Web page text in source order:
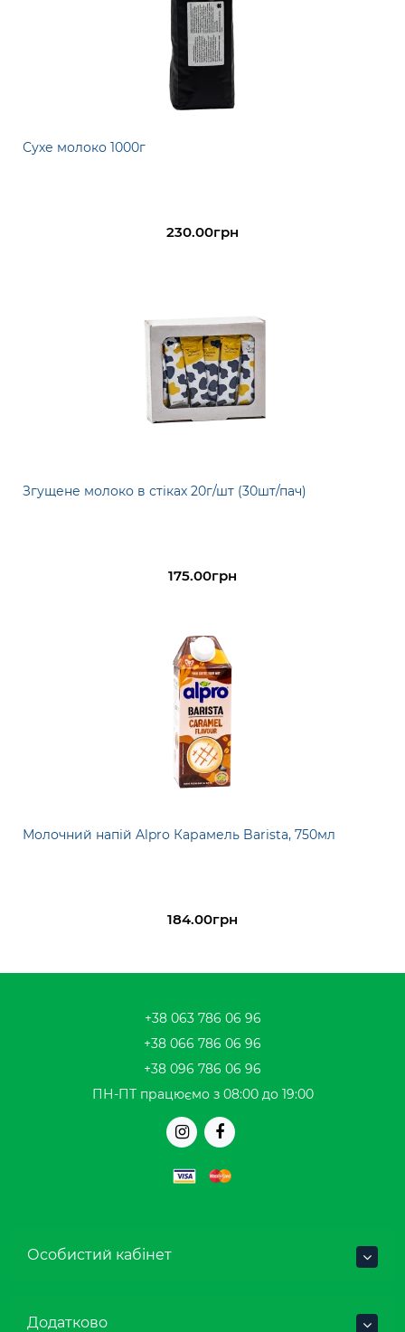
Сухе молоко 1000г
230.00грн
Згущене молоко в стіках 20г/шт (30шт/пач)
175.00грн
Молочний напій Alpro Карамель Barista, 750мл
184.00грн
+38 063 786 06 96
+38 066 786 06 96
+38 096 786 06 96
ПН-ПТ працюємо з 08:00 до 19:00
Особистий кабінет
Додатково